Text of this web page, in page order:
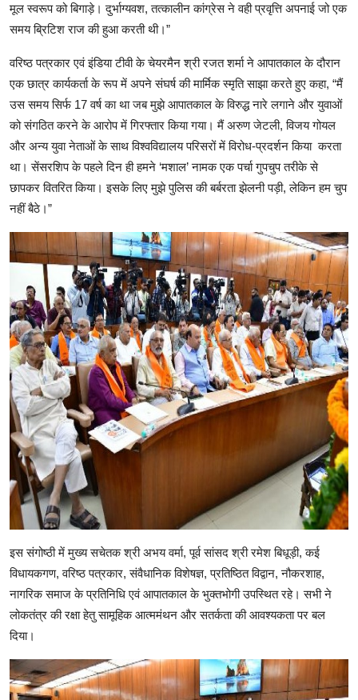
मूल स्वरूप को बिगाड़े। दुर्भाग्यवश, तत्कालीन कांग्रेस ने वही प्रवृत्ति अपनाई जो एक
समय ब्रिटिश राज की हुआ करती थी।”
वरिष्ठ पत्रकार एवं इंडिया टीवी के चेयरमैन श्री रजत शर्मा ने आपातकाल के दौरान
एक छात्र कार्यकर्ता के रूप में अपने संघर्ष की मार्मिक स्मृति साझा करते हुए कहा, “मैं
उस समय सिर्फ 17 वर्ष का था जब मुझे आपातकाल के विरुद्ध नारे लगाने और युवाओं
को संगठित करने के आरोप में गिरफ्तार किया गया। मैं अरुण जेटली, विजय गोयल
और अन्य युवा नेताओं के साथ विश्वविद्यालय परिसरों में विरोध-प्रदर्शन किया करता
था। सेंसरशिप के पहले दिन ही हमने ‘मशाल’ नामक एक पर्चा गुपचुप तरीके से
छापकर वितरित किया। इसके लिए मुझे पुलिस की बर्बरता झेलनी पड़ी, लेकिन हम चुप
नहीं बैठे।”
इस संगोष्ठी में मुख्य सचेतक श्री अभय वर्मा, पूर्व सांसद श्री रमेश बिधूड़ी, कई
विधायकगण, वरिष्ठ पत्रकार, संवैधानिक विशेषज्ञ, प्रतिष्ठित विद्वान, नौकरशाह,
नागरिक समाज के प्रतिनिधि एवं आपातकाल के भुक्तभोगी उपस्थित रहे। सभी ने
लोकतंत्र की रक्षा हेतु सामूहिक आत्ममंथन और सतर्कता की आवश्यकता पर बल
दिया।